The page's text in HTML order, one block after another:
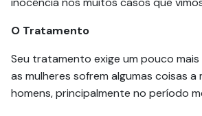
O Tratamento
Seu tratamento exige um pouco
as mulheres sofrem algumas coisas a
homens, principalmente no período